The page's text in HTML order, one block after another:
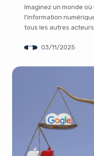
Imaginez un monde
l’information
tous les autres
vigueur. En pleine
et ses pratiques qui
03/11/2025